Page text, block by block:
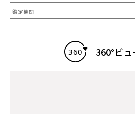
鑑定機関
360°ビ